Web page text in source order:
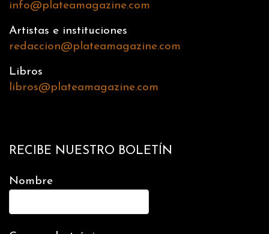
info@plateamagazine.com
Artistas e instituciones
redaccion@plateamagazine.com
Libros
libros@plateamagazine.com
RECIBE NUESTRO BOLETÍN
Nombre